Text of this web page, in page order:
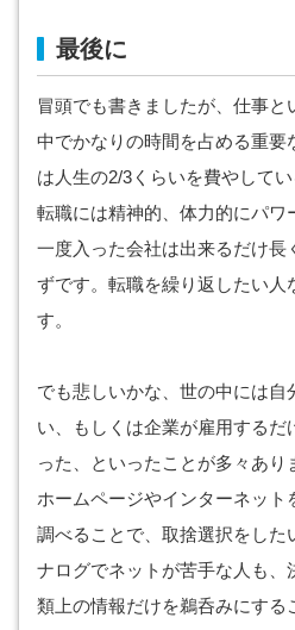
最後に
冒頭でも書きましたが、仕事
中でかなりの時間を占める重要
は人生の2/3くらいを費やして
転職には精神的、体力的にパワ
一度入った会社は出来るだけ長
ずです。転職を繰り返したい人
す。
でも悲しいかな、世の中には自
い、もしくは企業が雇用するだ
った、といったことが多々あ
ホームページやインターネット
調べることで、取捨選択をした
ナログでネットが苦手な人も、
類上の情報だけを鵜呑みにする